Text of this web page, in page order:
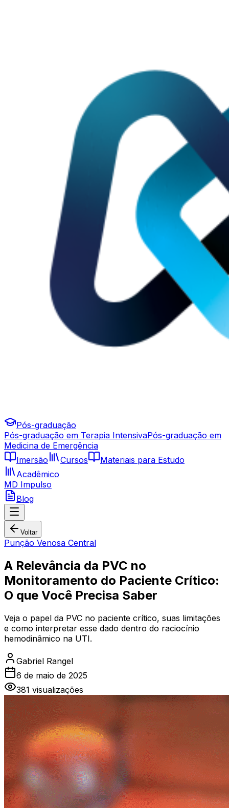
Pós-graduação
Pós-graduação em Terapia IntensivaPós-graduação em
Medicina de Emergência
Imersão
Cursos
Materiais para Estudo
Acadêmico
MD Impulso
Blog
Voltar
Punção Venosa Central
A Relevância da PVC no
Monitoramento do Paciente Crítico:
O que Você Precisa Saber
Veja o papel da PVC no paciente crítico, suas limitações
e como interpretar esse dado dentro do raciocínio
hemodinâmico na UTI.
Gabriel Rangel
6 de maio de 2025
381 visualizações